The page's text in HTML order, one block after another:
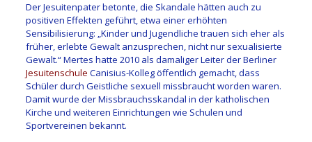
Der Jesuitenpater betonte, die Skandale hätten auch zu
positiven Effekten geführt, etwa einer erhöhten
Sensibilisierung: „Kinder und Jugendliche trauen sich eher als
früher, erlebte Gewalt anzusprechen, nicht nur sexualisierte
Gewalt.“ Mertes hatte 2010 als damaliger Leiter der Berliner
Jesuitenschule Canisius-Kolleg öffentlich gemacht, dass
Schüler durch Geistliche sexuell missbraucht worden waren.
Damit wurde der Missbrauchsskandal in der katholischen
Kirche und weiteren Einrichtungen wie Schulen und
Sportvereinen bekannt.